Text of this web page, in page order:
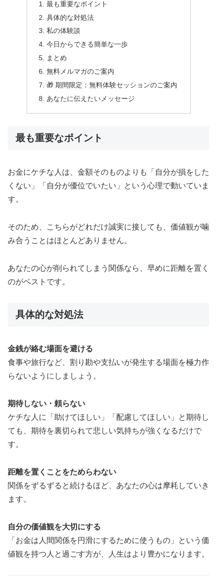
最も重要なポイント
具体的な対処法
私の体験談
今日からできる簡単な一歩
まとめ
無料メルマガのご案内
🎁 期間限定：無料体験セッションのご案内
あなたに伝えたいメッセージ
最も重要なポイント
お金にケチな人は、金額そのものよりも「自分が損をした
くない」「自分が優位でいたい」という心理で動いていま
す。
そのため、こちらがどれだけ誠実に接しても、価値観が噛
み合うことはほとんどありません。
あなたの心が削られてしまう関係なら、早めに距離を置く
のがベストです。
具体的な対処法
金銭が絡む場面を避ける
食事や旅行など、割り勘や支払いが発生する場面を極力作
らないようにしましょう。
期待しない・頼らない
ケチな人に「助けてほしい」「配慮してほしい」と期待し
ても、期待を裏切られて悲しい気持ちが強くなるだけで
す。
距離を置くことをためらわない
関係をずるずると続けるほど、あなたの心は摩耗していき
ます。
自分の価値観を大切にする
「お金は人間関係を円滑にするために使うもの」という価
値観を持つ人と過ごす方が、人生はより豊かになります。